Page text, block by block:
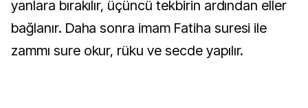
yanlara bırakılır, üçüncü tekbirin ardından eller
bağlanır. Daha sonra imam Fatiha suresi ile
zammı sure okur, rüku ve secde yapılır.